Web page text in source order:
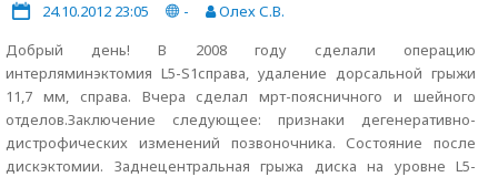
24.10.2012 23:05 -
Олех С.В.
Добрый день! В 2008 году сделали операцию
интерляминэктомия L5-S1справа, удаление дорсальной грыжи
11,7 мм, справа. Вчера сделал мрт-поясничного и шейного
отделов.Заключение следующее: признаки дегенеративно-
дистрофических изменений позвоночника. Состояние после
дискэктомии. Заднецентральная грыжа диска на уровне L5-